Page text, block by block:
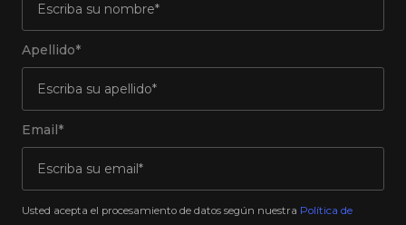
Apellido*
Email*
Usted acepta el procesamiento de datos según nuestra Política de